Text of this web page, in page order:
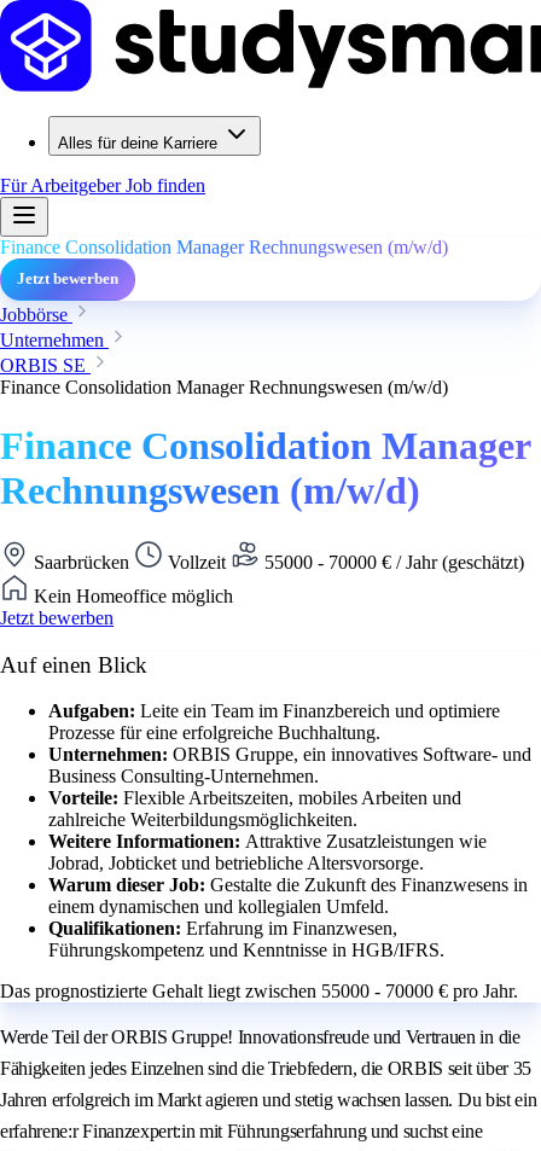
Alles für deine Karriere
Für ArbeitgeberJob finden
Finance Consolidation Manager Rechnungswesen (m/w/d)
Jetzt bewerben
Jobbörse
Unternehmen
ORBIS SE
Finance Consolidation Manager Rechnungswesen (m/w/d)
Finance Consolidation Manager
Rechnungswesen (m/w/d)
Saarbrücken Vollzeit
55000 - 70000 € / Jahr (geschätzt)
Kein Homeoffice möglich
Jetzt bewerben
Auf einen Blick
Aufgaben: Leite ein Team im Finanzbereich und optimiere
Prozesse für eine erfolgreiche Buchhaltung.
Unternehmen: ORBIS Gruppe, ein innovatives Software- und
Business Consulting-Unternehmen.
Vorteile: Flexible Arbeitszeiten, mobiles Arbeiten und
zahlreiche Weiterbildungsmöglichkeiten.
Weitere Informationen: Attraktive Zusatzleistungen wie
Jobrad, Jobticket und betriebliche Altersvorsorge.
Warum dieser Job: Gestalte die Zukunft des Finanzwesens in
einem dynamischen und kollegialen Umfeld.
Qualifikationen: Erfahrung im Finanzwesen,
Führungskompetenz und Kenntnisse in HGB/IFRS.
Das prognostizierte Gehalt liegt zwischen 55000 - 70000 € pro Jahr.
Werde Teil der ORBIS Gruppe! Innovationsfreude und Vertrauen in die
Fähigkeiten jedes Einzelnen sind die Triebfedern, die ORBIS seit über 35
Jahren erfolgreich im Markt agieren und stetig wachsen lassen. Du bist ein
erfahrene:r Finanzexpert:in mit Führungserfahrung und suchst eine